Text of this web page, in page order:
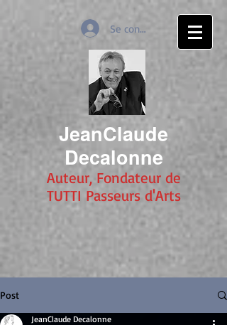
Se connecter
JeanClaude
Decalonne
Auteur, Fondateur de
TUTTI Passeurs d'Arts
Post
JeanClaude Decalonne